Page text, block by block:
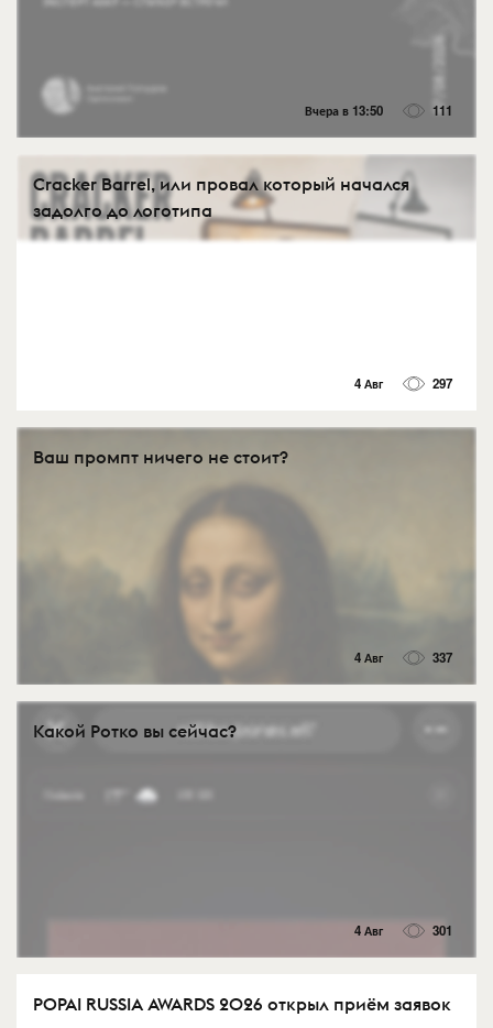
Вчера в 13:50 111
Cracker Barrel, или провал который начался
задолго до логотипа
4 Авг 297
Ваш промпт ничего не стоит?
4 Авг 337
Какой Ротко вы сейчас?
4 Авг 301
POPAI RUSSIA AWARDS 2026 открыл приём заявок